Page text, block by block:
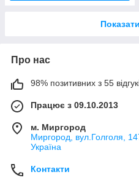
Про нас
98% позитивних з 55
Працює з 09.10.2013
м. Миргород
Миргород, вул.Голголя,
Україна
Контакти